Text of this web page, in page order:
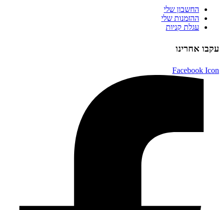
החשבון שלי
ההזמנות שלי
עגלת קניות
עקבו אחרינו
Facebook Icon